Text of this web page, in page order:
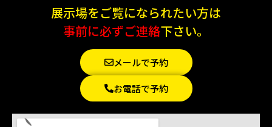
展示場をご覧になられたい方は
事前に必ずご連絡下さい。
メールで予約
お電話で予約